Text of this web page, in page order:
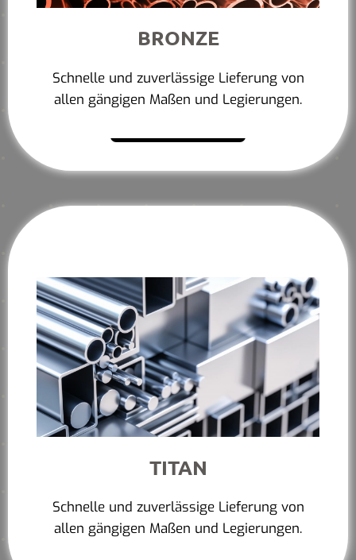
BRONZE
Schnelle und zuverlässige Lieferung von
allen gängigen Maßen und Legierungen.
TITAN
Schnelle und zuverlässige Lieferung von
allen gängigen Maßen und Legierungen.